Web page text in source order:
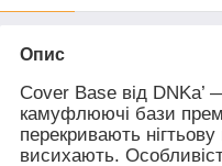
Опис
Cover Base від DNKa’
камуфлюючі бази
перекривають
висихають.